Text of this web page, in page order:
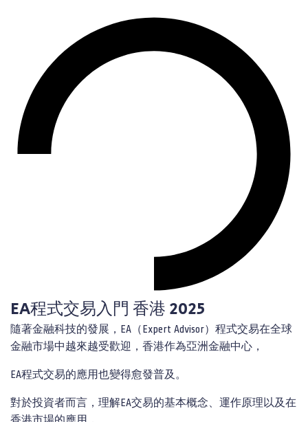
EA程式交易入門 香港 2025
隨著金融科技的發展，EA（Expert Advisor）程式交易在全球
金融市場中越來越受歡迎，香港作為亞洲金融中心，
EA程式交易的應用也變得愈發普及。
對於投資者而言，理解EA交易的基本概念、運作原理以及在